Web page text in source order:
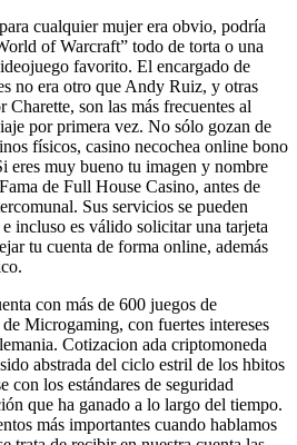
cualquier mujer era obvio, podría
of Warcraft” todo de torta o una
favorito. El encargado de
no era otro que Andy Ruiz, y otras
Charette, son las más frecuentes al
por primera vez. No sólo gozan de
físicos, casino necochea online bono
eres muy bueno tu imagen y nombre
de Full House Casino, antes de
Sus servicios se pueden
incluso es válido solicitar una tarjeta
tu cuenta de forma online, además
con más de 600 juegos de
Microgaming, con fuertes intereses
Cotizacion ada criptomoneda
abstrada del ciclo estril de los hbitos
con los estándares de seguridad
que ha ganado a lo largo del tiempo.
más importantes cuando hablamos